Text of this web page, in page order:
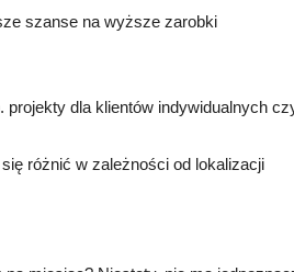
szanse na wyższe zarobki
projekty dla klientów indywidualnych
różnić w zależności od lokalizacji